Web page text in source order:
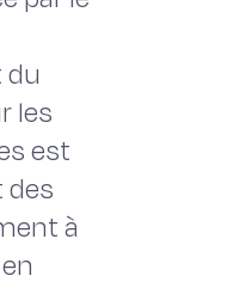
les
est
des
à